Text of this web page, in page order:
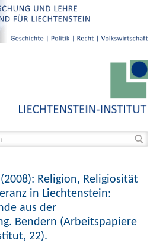
Religion, Religiosität
in Liechtenstein:
aus der
Bendern (Arbeitspapiere
22).